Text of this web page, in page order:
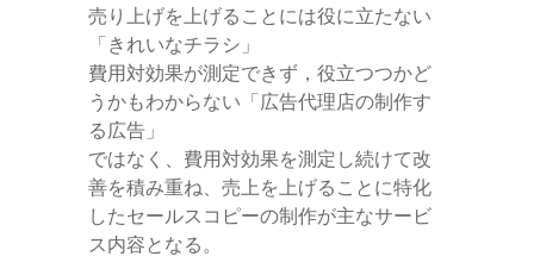
売り上げを上げることには役に立たない
「きれいなチラシ」
費用対効果が測定できず，役立つつかど
うかもわからない「広告代理店の制作す
る広告」
ではなく、費用対効果を測定し続けて改
善を積み重ね、売上を上げることに特化
したセールスコピーの制作が主なサービ
ス内容となる。